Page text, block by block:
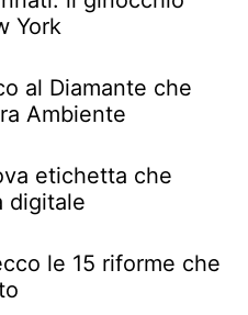
York
al Diamante che
Ambiente
etichetta che
digitale
le 15 riforme che